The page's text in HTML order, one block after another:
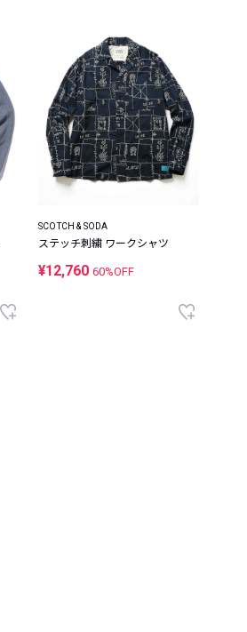
SCOTCH & SODA
ステッチ刺繍 ワークシャツ
¥12,760 60%OFF